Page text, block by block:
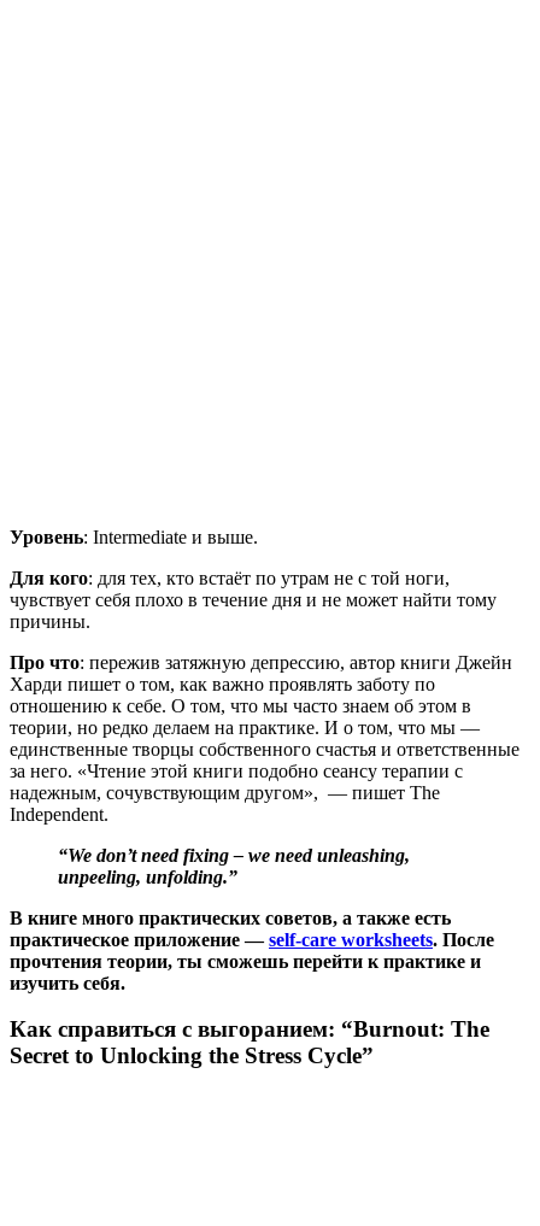
Уровень: Intermediate и выше.
Для кого: для тех, кто встаёт по утрам не с той ноги,
чувствует себя плохо в течение дня и не может найти тому
причины.
Про что: пережив затяжную депрессию, автор книги Джейн
Харди пишет о том, как важно проявлять заботу по
отношению к себе. О том, что мы часто знаем об этом в
теории, но редко делаем на практике. И о том, что мы —
единственные творцы собственного счастья и ответственные
за него. «‎Чтение этой книги подобно сеансу терапии с
надежным, сочувствующим другом»‎, — пишет The
Independent.
“We don’t need fixing – we need unleashing,
unpeeling, unfolding.”
В книге много практических советов, а также есть
практическое приложение —self-care worksheets. После
прочтения теории, ты сможешь перейти к практике и
изучить себя.
Как справиться с выгоранием: “Burnout: The
Secret to Unlocking the Stress Cycle”